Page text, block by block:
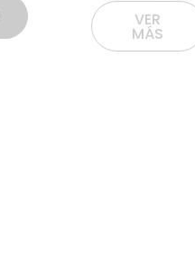
VER
MÁS